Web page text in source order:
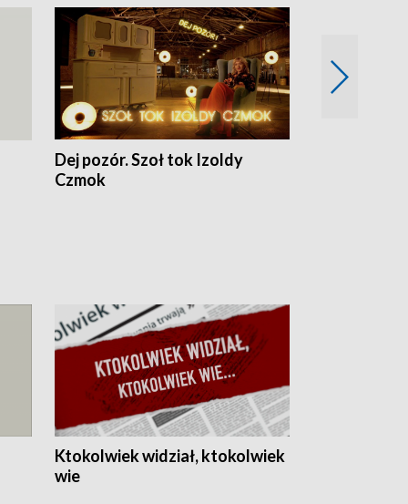
Dej pozór. Szoł tok Izoldy
Czmok
Ktokolwiek widział, ktokolwiek
wie